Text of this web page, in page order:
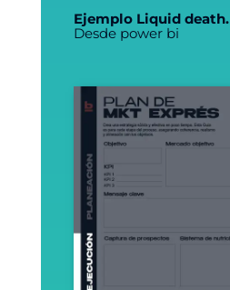
Ejemplo Liquid death.
Desde power bi